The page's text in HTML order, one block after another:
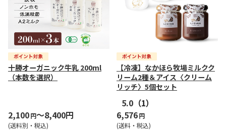
十勝オーガニック牛乳 200ml
（本数を選択）
2,100円～8,400円
(送料別・税込)
【冷凍】なかほら牧場ミルクク
リーム2種＆アイス〈クリーム
リッチ〉5個セット
5.0 （1）
6,576円
(送料・税込)